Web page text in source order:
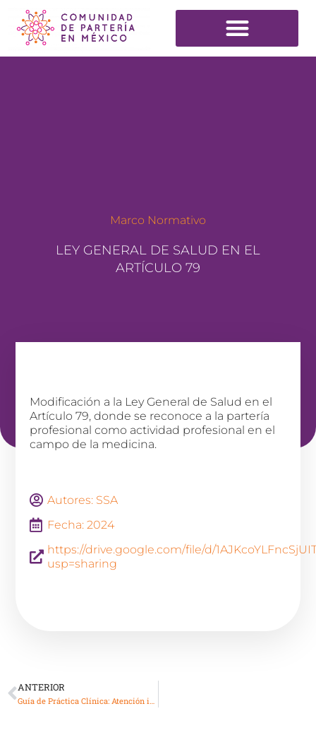
Marco Normativo
LEY GENERAL DE SALUD EN EL
ARTÍCULO 79
Modificación a la Ley General de Salud en el
Artículo 79, donde se reconoce a la partería
profesional como actividad profesional en el
campo de la medicina.
Autores: SSA
Fecha: 2024
https://drive.google.com/file/d/
usp=sharing
ANTERIOR
Guía de Práctica Clínica: Atención integral de Preeclampsia en el segundo y tercer niveles de atención